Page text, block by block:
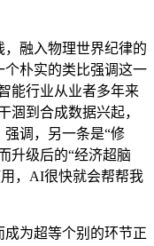
融入物理世界纪律的
朴实的类比强调这一
能行业从业者多年来
涸到合成数据兴起，
调，另一条是“修
升级后的“经济超脑
，AI很快就会帮帮我
为超等个别的环节正